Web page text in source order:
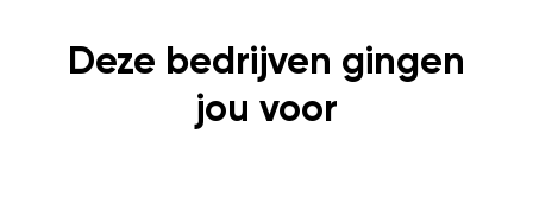
Deze bedrijven gingen
jou voor